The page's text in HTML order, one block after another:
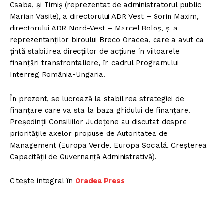
Csaba, și Timiș (reprezentat de administratorul public
Marian Vasile), a directorului ADR Vest – Sorin Maxim,
directorului ADR Nord-Vest – Marcel Boloș, și a
reprezentanților biroului Breco Oradea, care a avut ca
țintă stabilirea direcțiilor de acțiune în viitoarele
finanțări transfrontaliere, în cadrul Programului
Interreg România-Ungaria.
În prezent, se lucrează la stabilirea strategiei de
finanțare care va sta la baza ghidului de finanțare.
Președinții Consiliilor Județene au discutat despre
prioritățile axelor propuse de Autoritatea de
Management (Europa Verde, Europa Socială, Creșterea
Capacității de Guvernanță Administrativă).
Citește integral în Oradea Press